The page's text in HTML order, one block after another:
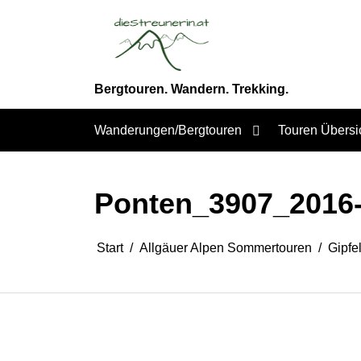
Bergtouren. Wandern. Trekking.
Wanderungen/Bergtouren Touren
Start Allgäuer Alpen Sommertouren